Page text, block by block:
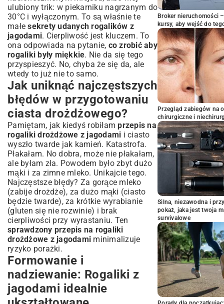
ulubiony trik: w piekarniku nagrzanym do
30°C i wyłączonym. To są właśnie te
małesekrety udanych rogalików z
jagodami. Cierpliwość jest kluczem. To
ona odpowiada na pytanie, co zrobić aby
rogaliki były miękkie. Nie da się tego
przyspieszyć. No, chyba że się da, ale
wtedy to już nie to samo.
Jak uniknąć najczęstszych
błędów w przygotowaniu
ciasta drożdżowego?
Pamiętam, jak kiedyś robiłamprzepis na
rogaliki drożdżowe z jagodami i ciasto
wyszło twarde jak kamień. Katastrofa.
Płakałam. No dobra, może nie płakałam,
ale byłam zła. Powodem było zbyt dużo
mąki i za zimne mleko. Unikajcie tego.
Najczęstsze błędy? Za gorące mleko
(zabije drożdże), za dużo mąki (ciasto
będzie twarde), za krótkie wyrabianie
(gluten się nie rozwinie) i brak
cierpliwości przy wyrastaniu. Ten
sprawdzony przepis na rogaliki
drożdżowe z jagodami minimalizuje
ryzyko porażki.
Formowanie i
nadziewanie: Rogaliki z
jagodami idealnie
Broker nieruchomości
kursy, aby wejść do
Przegląd zabiegów na
chirurgiczne i
Silna, niezawodna i
pokaż, jaka jest twoja
survivalowe